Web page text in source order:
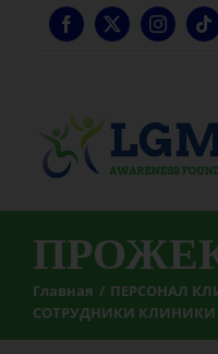
Перейти
Главная ПЕРСОНАЛ
СОТРУДНИКИ КЛИНИКИ